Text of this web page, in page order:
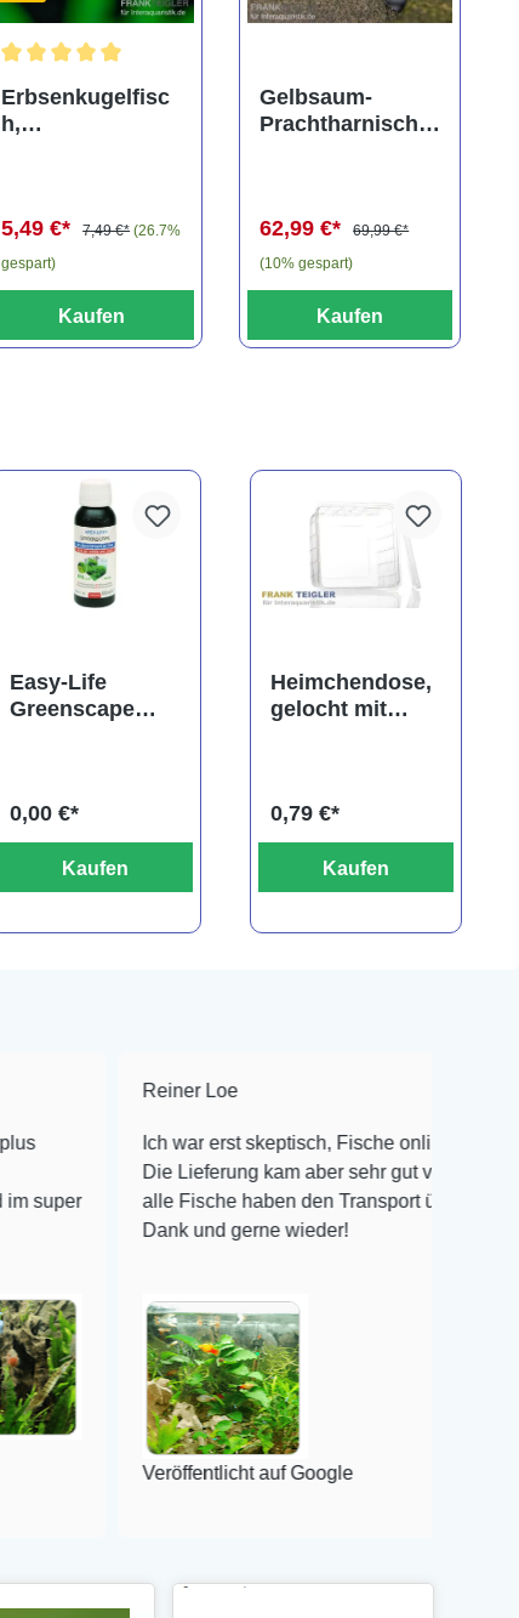
Erbsenkugelfisc
h,
5,49 €*
7,49 €* (26.7%
gespart)
Kaufen
Gelbsaum-
Prachtharnischw
62,99 €*
69,99 €*
(10% gespart)
Kaufen
Easy-Life
Greenscape
0,00 €*
Kaufen
Heimchendose,
gelocht mit
0,79 €*
Kaufen
Reiner Loe
Ich war erst skeptisch, Fische online zu bestellen!
Die Lieferung kam aber sehr gut verpackt an und
alle Fische haben den Transport überlebt! Vielen
Dank und gerne wieder!
Veröffentlicht auf Google